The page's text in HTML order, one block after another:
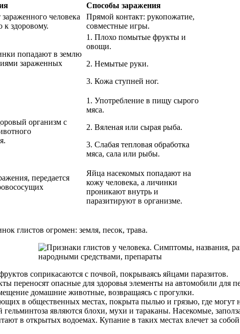
Способы заражения
человека
к здоровому.
Прямой контакт: рукопожатие,
совместные игры.
попадают в землю
зараженных
1. Плохо помытые фрукты и
овощи.
2. Немытые руки.
3. Кожа ступней ног.
организм с
1. Употребление в пищу сырого
мяса.
2. Вяленая или сырая рыба.
3. Слабая тепловая обработка
мяса, сала или рыбы.
передается
Яйца насекомых попадают на
кожу человека, а личинки
проникают внутрь и
паразитируют в организме.
глистов огромен: земля, песок, трава.
соприкасаются с почвой, покрываясь яйцами паразитов.
переносят опасные для здоровья элементы на автомобили для
домашние животные, возвращаясь с прогулки.
в общественных местах, покрыта пылью и грязью, где могут
гельминтоза являются блохи, мухи и тараканы. Насекомые,
в открытых водоемах. Купание в таких местах влечет за